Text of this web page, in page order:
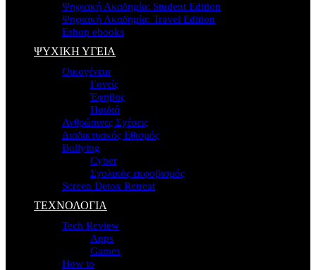
Ψηφιακή Ακαδημία: Student Edition
Ψηφιακή Ακαδημία: Travel Edition
Eshop ebooks
ΨΥΧΙΚΗ ΥΓΕΙΑ
Οικογένεια
Γονείς
Έφηβος
Παιδιά
Ανθρώπινες Σχέσεις
Διαδικτυακός Εθισμός
Bullying
Cyber
Σχολικός εκφοβισμός
Screen Detox Retreat
ΤΕΧΝΟΛΟΓΙΑ
Tech Review
Apps
Games
How to